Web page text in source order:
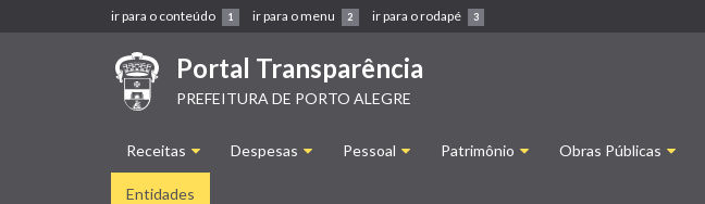
ir para o conteúdo 1 ir para o menu 2 ir para o rodapé 3
Portal Transparência
PREFEITURA DE PORTO ALEGRE
Main
navigation
Receitas Despesas Pessoal Patrimônio Obras Públicas
Entidades